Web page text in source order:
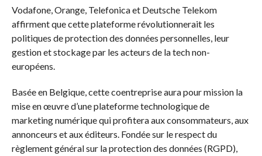
Vodafone, Orange, Telefonica et Deutsche Telekom
affirment que cette plateforme révolutionnerait les
politiques de protection des données personnelles, leur
gestion et stockage par les acteurs de la tech non-
européens.
Basée en Belgique, cette coentreprise aura pour mission la
mise en œuvre d’une plateforme technologique de
marketing numérique qui profitera aux consommateurs, aux
annonceurs et aux éditeurs. Fondée sur le respect du
règlement général sur la protection des données (RGPD),